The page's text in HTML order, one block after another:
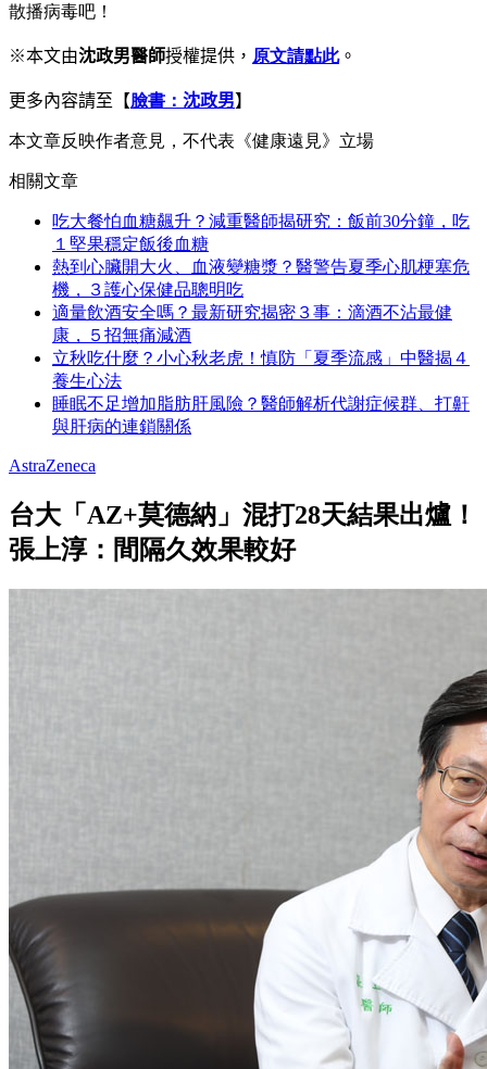
散播病毒吧！
※本文由沈政男醫師授權提供， 原文請點此。
更多內容請至【臉書： 沈政男】
本文章反映作者意見，不代表《健康遠見》立場
相關文章
吃大餐怕血糖飆升？減重醫師揭研究：飯前30分鐘，吃
１堅果穩定飯後血糖
熱到心臟開大火、血液變糖漿？醫警告夏季心肌梗塞危
機，３護心保健品聰明吃
適量飲酒安全嗎？最新研究揭密３事：滴酒不沾最健
康，５招無痛減酒
立秋吃什麼？小心秋老虎！慎防「夏季流感」中醫揭４
養生心法
睡眠不足增加脂肪肝風險？醫師解析代謝症候群、打鼾
與肝病的連鎖關係
AstraZeneca
台大「AZ+莫德納」混打28天結果出爐！
張上淳：間隔久效果較好